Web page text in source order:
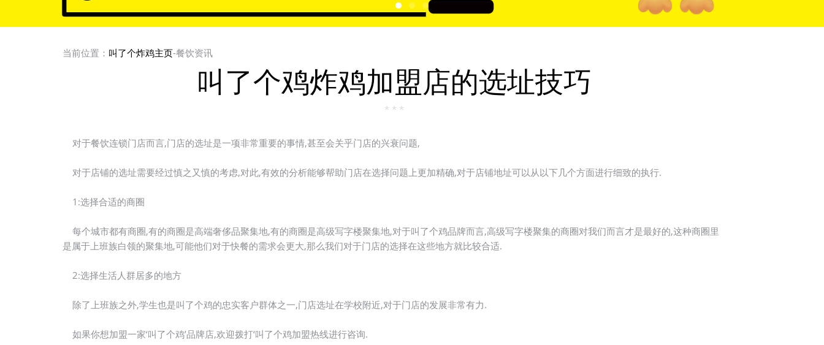
当前位置： 叫了个炸鸡主页-餐饮资讯
叫了个鸡炸鸡加盟店的选址技巧
* * *
对于餐饮连锁门店而言,门店的选址是一项非常重要的事情,甚至会关乎门店的兴衰问题,
对于店铺的选址需要经过慎之又慎的考虑,对此,有效的分析能够帮助门店在选择问题上更加精确,对于店铺地址可以从以下几个方面进行细致的执行.
1:选择合适的商圈
每个城市都有商圈,有的商圈是高端奢侈品聚集地,有的商圈是高级写字楼聚集地,对于叫了个鸡品牌而言,高级写字楼聚集的商圈对我们而言才是最好的,这种商圈里
是属于上班族白领的聚集地,可能他们对于快餐的需求会更大,那么我们对于门店的选择在这些地方就比较合适.
2:选择生活人群居多的地方
除了上班族之外,学生也是叫了个鸡的忠实客户群体之一,门店选址在学校附近,对于门店的发展非常有力.
如果你想加盟一家‘叫了个鸡’品牌店,欢迎拨打‘叫了个鸡加盟热线进行咨询.